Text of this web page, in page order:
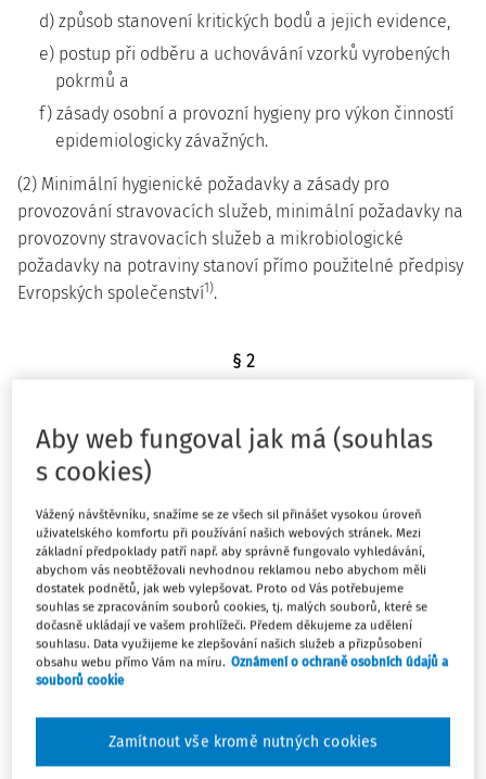
d) způsob stanovení kritických bodů a jejich evidence,
e) postup při odběru a uchovávání vzorků vyrobených
pokrmů a
f) zásady osobní a provozní hygieny pro výkon činností
epidemiologicky závažných.
(2) Minimální hygienické požadavky a zásady pro
provozování stravovacích služeb, minimální požadavky na
provozovny stravovacích služeb a mikrobiologické
požadavky na potraviny stanoví přímo použitelné předpisy
Evropských společenství1).
§ 2
HYGIENICKÉ POŽADAVKY NA
STRAVOVACÍ SLUŽBY
HLAVA I
§ 3
Aby web fungoval jak má (souhlas
s cookies)
Vážený návštěvníku, snažíme se ze všech sil přinášet vysokou úroveň
uživatelského komfortu při používání našich webových stránek. Mezi
základní předpoklady patří např. aby správně fungovalo vyhledávání,
abychom vás neobtěžovali nevhodnou reklamou nebo abychom měli
dostatek podnětů, jak web vylepšovat. Proto od Vás potřebujeme
souhlas se zpracováním souborů cookies, tj. malých souborů, které se
dočasně ukládají ve vašem prohlížeči. Předem děkujeme za udělení
souhlasu. Data využijeme ke zlepšování našich služeb a přizpůsobení
obsahu webu přímo Vám na míru. Oznámení o ochraně osobních údajů a
souborů cookie
Zamítnout vše kromě nutných cookies